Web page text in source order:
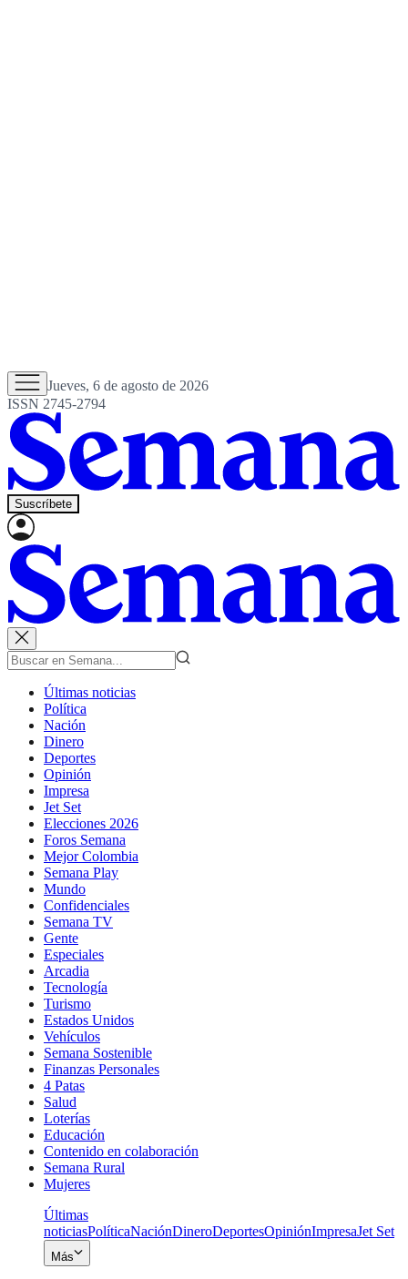
Jueves, 6 de agosto de 2026
ISSN 2745-2794
Suscríbete
Últimas noticias
Política
Nación
Dinero
Deportes
Opinión
Impresa
Jet Set
Elecciones 2026
Foros Semana
Mejor Colombia
Semana Play
Mundo
Confidenciales
Semana TV
Gente
Especiales
Arcadia
Tecnología
Turismo
Estados Unidos
Vehículos
Semana Sostenible
Finanzas Personales
4 Patas
Salud
Loterías
Educación
Contenido en colaboración
Semana Rural
Mujeres
Últimas
noticiasPolíticaNaciónDineroDeportesOpiniónImpresaJet Set
Más